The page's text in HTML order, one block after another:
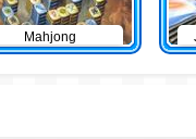
Mahjong